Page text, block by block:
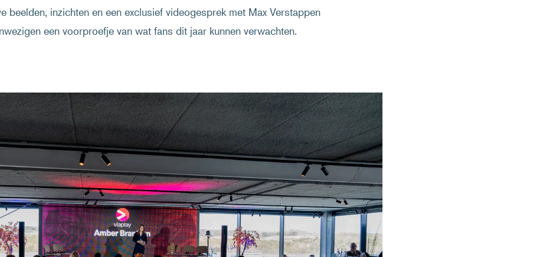
beelden, inzichten en een exclusief videogesprek met Max Verstappen
een voorproefje van wat fans dit jaar kunnen verwachten.